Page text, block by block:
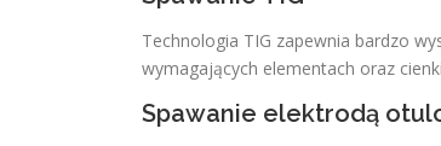
Technologia TIG zapewnia bardzo
wymagających elementach oraz
Spawanie elektrodą